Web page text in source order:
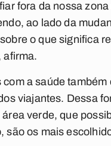
fora da nossa
ao lado da
o que significa
afirma.
com a saúde também
viajantes. Dessa
área verde, que
são os mais